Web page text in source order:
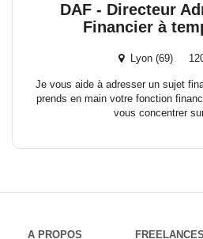
DAF - Directeur
Financier à
Lyon (69)
Je vous aide à adresser un sujet
prends en main votre fonction
vous concentrer
A PROPOS FREELANCES